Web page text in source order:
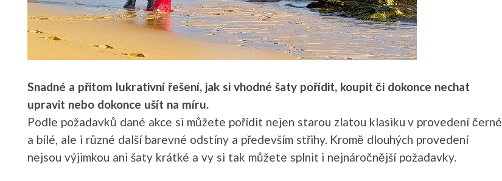
Snadné a přitom lukrativní řešení, jak si vhodné šaty pořídit, koupit či dokonce nechat
upravit nebo dokonce ušít na míru.
Podle požadavků dané akce si můžete pořídit nejen starou zlatou klasiku v provedení černé
a bílé, ale i různé další barevné odstíny a především střihy. Kromě dlouhých provedení
nejsou výjimkou ani šaty krátké a vy si tak můžete splnit i nejnáročnější požadavky.